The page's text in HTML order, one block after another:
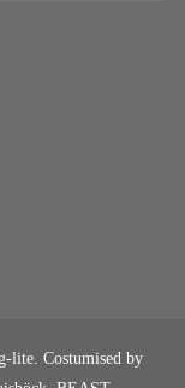
lite. Costumised by